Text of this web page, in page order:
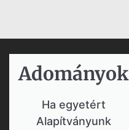
Adományok​
Ha egyetért
Alapítványunk